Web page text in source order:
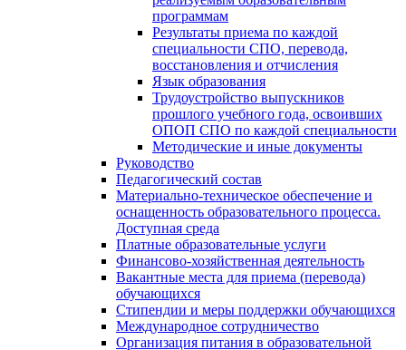
программам
Результаты приема по каждой
специальности СПО, перевода,
восстановления и отчисления
Язык образования
Трудоустройство выпускников
прошлого учебного года, освоивших
ОПОП СПО по каждой специальности
Методические и иные документы
Руководство
Педагогический состав
Материально-техническое обеспечение и
оснащенность образовательного процесса.
Доступная среда
Платные образовательные услуги
Финансово-хозяйственная деятельность
Вакантные места для приема (перевода)
обучающихся
Стипендии и меры поддержки обучающихся
Международное сотрудничество
Организация питания в образовательной